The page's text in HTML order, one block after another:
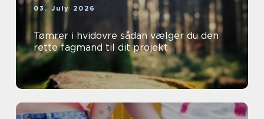
03. July 2026
Tømrer i hvidovre sådan vælger du den
rette fagmand til dit projekt